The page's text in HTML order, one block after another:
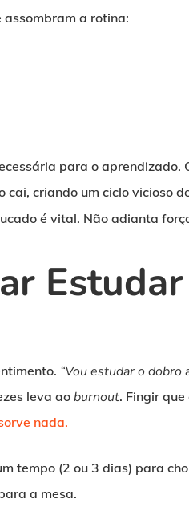
assombram a rotina:
para o aprendizado.
cai, criando um ciclo vicioso
é vital. Não adianta
“Vou estudar o dobro
leva ao burnout. Fingir
nada.
tempo (2 ou 3 dias) para
a mesa.